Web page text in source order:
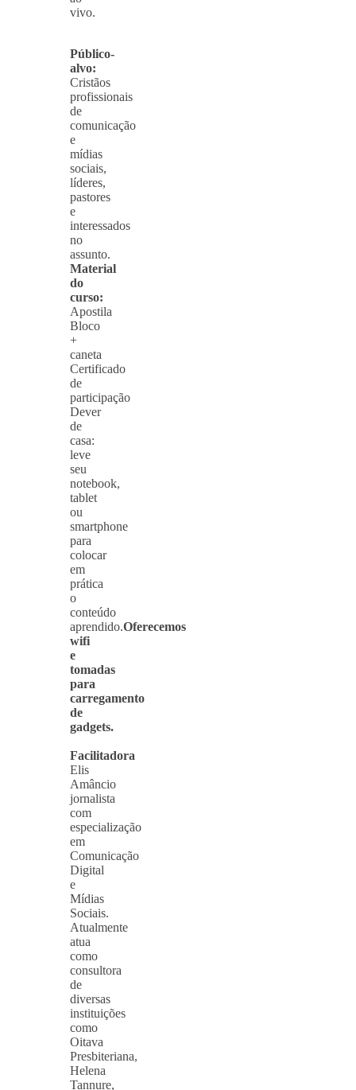
vivo.
Público-
alvo:
Cristãos
profissionais
de
comunicação
e
mídias
sociais,
líderes,
pastores
e
interessados
no
assunto.
Material
do
curso:
Apostila
Bloco
+
caneta
Certificado
de
participação
Dever
de
casa:
leve
seu
notebook,
tablet
ou
smartphone
para
colocar
em
prática
o
conteúdo
aprendido.Oferecemos
wifi
e
tomadas
para
carregamento
de
gadgets.
Facilitadora
Elis
Amâncio
jornalista
com
especialização
em
Comunicação
Digital
e
Mídias
Sociais.
Atualmente
atua
como
consultora
de
diversas
instituições
como
Oitava
Presbiteriana,
Helena
Tannure,